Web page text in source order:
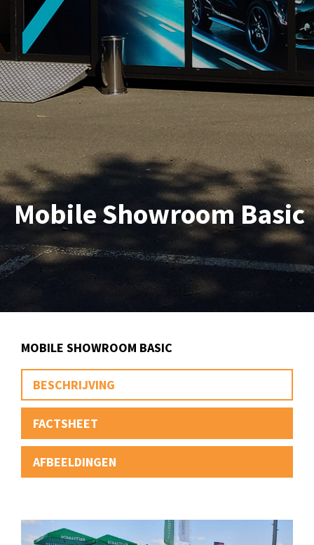
Mobile Showroom Basic
MOBILE SHOWROOM BASIC
BESCHRIJVING
FACTSHEET
AFBEELDINGEN